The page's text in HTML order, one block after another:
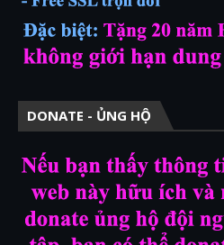
DONATE - ỦNG HỘ